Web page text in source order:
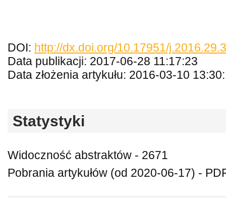
DOI: http://dx.doi.org/10.17951/
Data publikacji: 2017-06-28 11:17:23
Data złożenia artykułu: 2016-03-10
Statystyki
Widoczność abstraktów - 2671
Pobrania artykułów (od 2020-06-17) -